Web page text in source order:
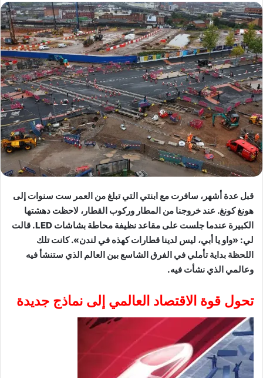
قبل عدة أشهر، سافرت مع ابنتي التي تبلغ من العمر ست سنوات إلى
هونغ كونغ. عند خروجنا من المطار وركوب القطار، لاحظت دهشتها
الكبيرة عندما جلست على مقاعد نظيفة محاطة بشاشات LED. قالت
لي: «واو يا أبي، ليس لدينا قطارات كهذه في لندن». كانت تلك
اللحظة بداية تأملي في الفرق الشاسع بين العالم الذي ستنشأ فيه
وعالمي الذي نشأت فيه.
تحول قوة الاقتصاد العالمي إلى نماذج جديدة